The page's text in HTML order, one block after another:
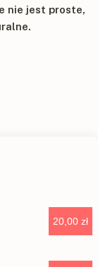
nie jest proste,